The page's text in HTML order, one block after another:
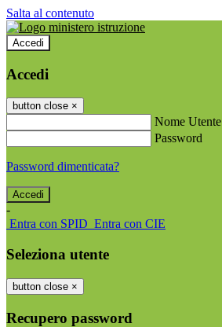
Salta al contenuto
Accedi
Accedi
button close ×
Nome Utente
Password
Password dimenticata?
-
Entra con SPID Entra con CIE
Seleziona utente
button close ×
Recupero password